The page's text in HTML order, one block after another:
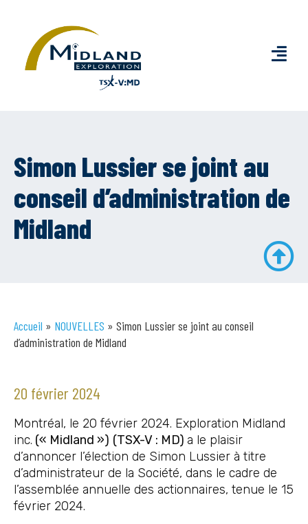
Simon Lussier se joint au
conseil d’administration de
Midland
Accueil » NOUVELLES » Simon Lussier se joint au conseil
d’administration de Midland
20 février 2024
Montréal, le 20 février 2024. Exploration Midland
inc. (« Midland ») (TSX-V : MD) a le plaisir
d’annoncer l’élection de Simon Lussier à titre
d’administrateur de la Société, dans le cadre de
l’assemblée annuelle des actionnaires, tenue le 15
février 2024.